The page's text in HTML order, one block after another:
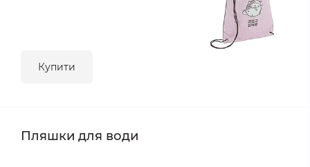
Купити
Пляшки для води